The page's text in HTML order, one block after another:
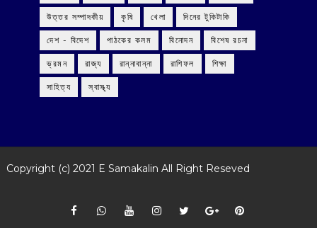
উত্তর সম্পাদকীয় কৃষি খেলা দিনের টুকিটাকি
দেশ - বিদেশ পাঠকের কলম বিনোদন বিশেষ রচনা
ভ্রমন রাজ্য রান্নাবান্না রাশিফল শিক্ষা
সাহিত্য স্বাস্থ্য
Copyright (c) 2021 E Samakalin All Right Reseved